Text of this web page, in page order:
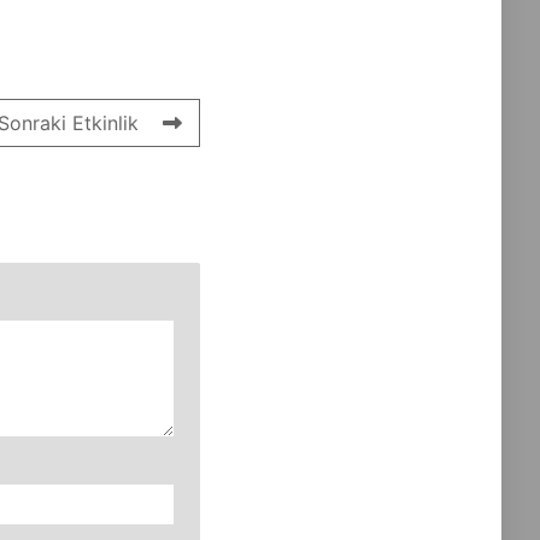
Sonraki Etkinlik